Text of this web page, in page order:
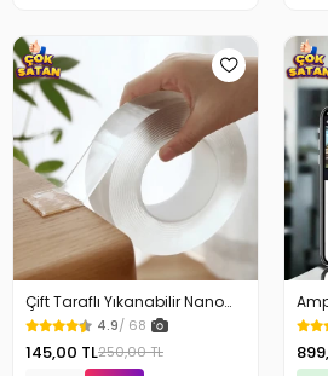
Çift Taraflı Yıkanabilir Nano
Teknoloji Bant 3 mt
4.9/ 68
145,00 TL250,00 TL